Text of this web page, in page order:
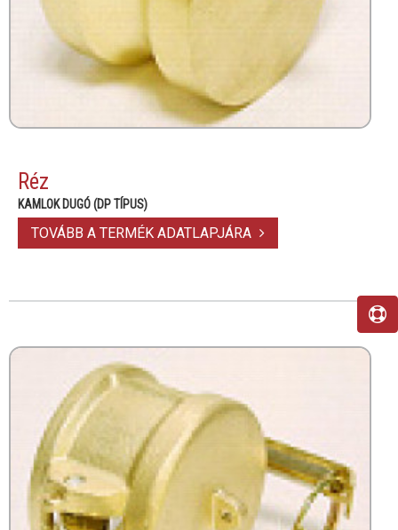
Réz
KAMLOK DUGÓ (DP TÍPUS)
TOVÁBB A TERMÉK ADATLAPJÁRA